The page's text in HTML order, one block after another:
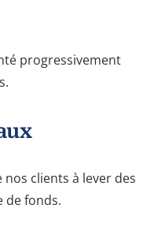
progressivement
clients à lever des
de fonds.